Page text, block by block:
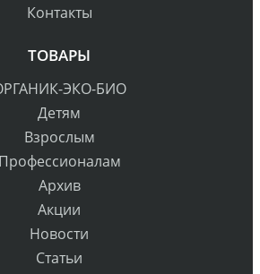
Контакты
ТОВАРЫ
ЭКО-БИО
Детям
Взрослым
Профессионалам
Архив
Акции
Новости
Статьи